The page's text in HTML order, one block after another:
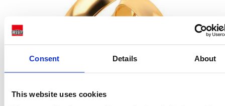
Consent Details About
This website uses cookies